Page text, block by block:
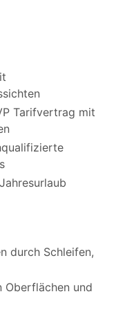
Tarifvertrag mit
durch Schleifen,
Oberflächen und